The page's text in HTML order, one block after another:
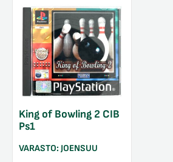
King of Bowling 2 CIB
Ps1
VARASTO: JOENSUU